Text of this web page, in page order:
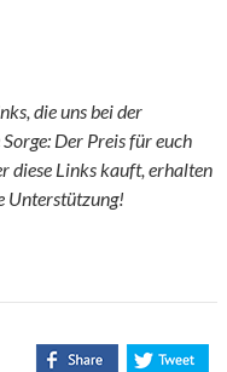
die uns bei der
Der Preis für euch
diese Links kauft, erhalten
Unterstützung!